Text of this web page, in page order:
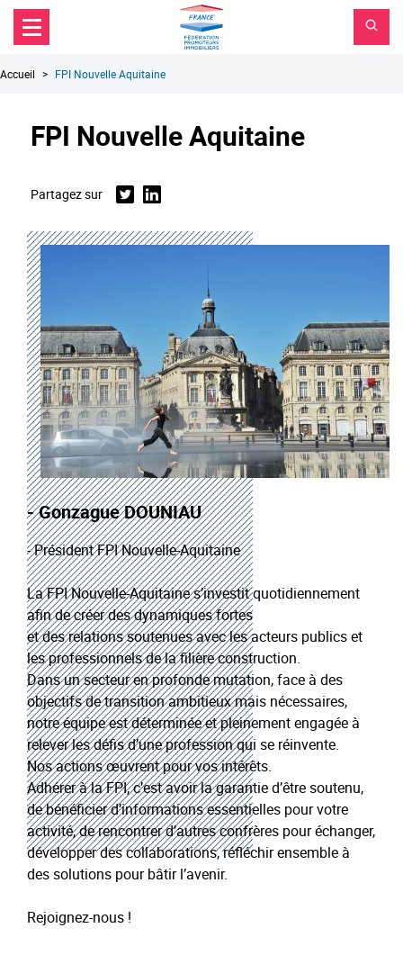
Aller au contenu principal
Aller au menu principal
Aller à la recherche
FPI
France
Accueil FPI Nouvelle Aquitaine
FPI Nouvelle Aquitaine
Partagez sur TwitterLinkedin
- Gonzague DOUNIAU
- Président FPI Nouvelle-Aquitaine
La FPI Nouvelle-Aquitaine s’investit quotidiennement
afin de créer des dynamiques fortes
et des relations soutenues avec les acteurs publics et
les professionnels de la filière construction.
Dans un secteur en profonde mutation, face à des
objectifs de transition ambitieux mais nécessaires,
notre équipe est déterminée et pleinement engagée à
relever les défis d’une profession qui se réinvente.
Nos actions œuvrent pour vos intérêts.
Adhérer à la FPI, c’est avoir la garantie d’être soutenu,
de bénéficier d’informations essentielles pour votre
activité, de rencontrer d’autres confrères pour échanger,
développer des collaborations, réfléchir ensemble à
des solutions pour bâtir l’avenir.
Rejoignez-nous !